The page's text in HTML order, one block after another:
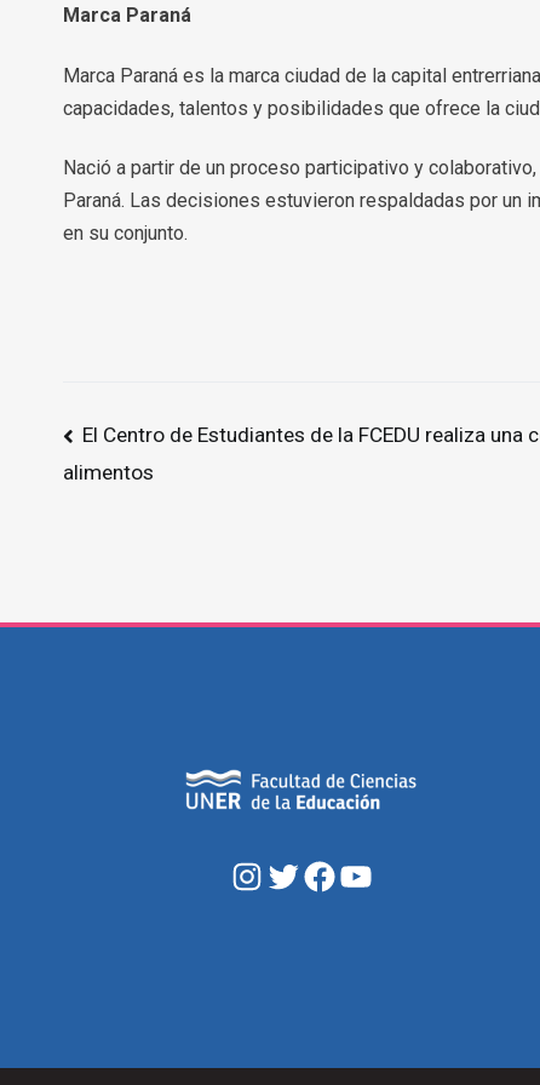
Marca Paraná
Marca Paraná es la marca ciudad de la capital
capacidades, talentos y posibilidades que ofrece la
Nació a partir de un proceso participativo y
Paraná. Las decisiones estuvieron respaldadas por
en su conjunto.
Navegación
de
El Centro de Estudiantes de la FCEDU realiza una
alimentos
Instagram
Twitter